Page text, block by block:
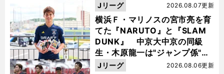
横浜Ｆ・マリノスの宮市亮を育
てた『NARUTO』と『SLAM
DUNK』 中京大中京の同級
生・木原龍一は"ジャンプ係"だ
った
2026.08.07更新
Jリーグ
2026.08.06更新
Jリーグ